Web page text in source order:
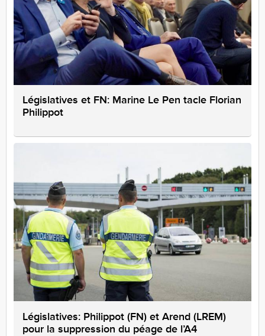
Législatives et FN: Marine Le Pen tacle Florian
Philippot
Législatives: Philippot (FN) et Arend (LREM)
pour la suppression du péage de l’A4